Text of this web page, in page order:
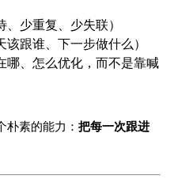
、少重复、少失联）
该跟谁、下一步做什么）
哪、怎么优化，而不是靠喊
朴素的能力：把每一次跟进